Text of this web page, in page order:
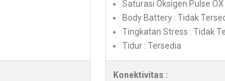
Saturasi Oksigen Pulse
Body Battery : Tidak
Tingkatan Stress : Tidak
Tidur : Tersedia
Konektivitas :